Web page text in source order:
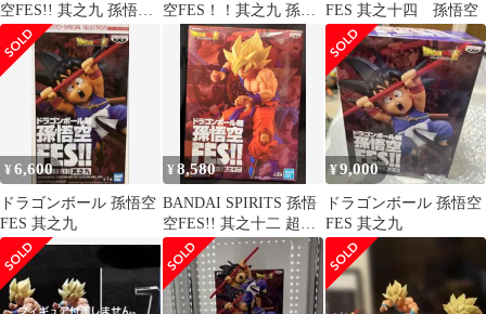
空FES!! 其之九 孫悟空
フィギュア
空FES！！其之九 孫悟
FES 其之十四 孫悟空
¥6,600
ドラゴンボール 孫悟空
FES 其之九
¥8,580
BANDAI SPIRITS 孫悟
空FES!! 其之十二 超サ
イヤ人 孫悟空
¥9,000
ドラゴンボール 孫悟空
FES 其之九